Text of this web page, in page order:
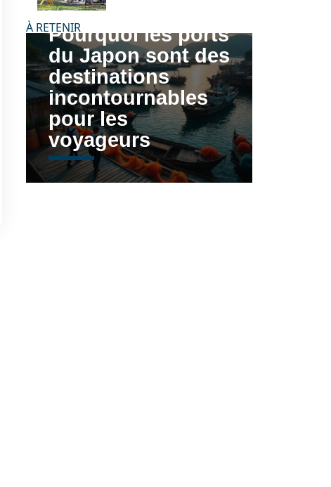
À RETENIR
Pourquoi les ports
du Japon sont des
destinations
incontournables
pour les
voyageurs